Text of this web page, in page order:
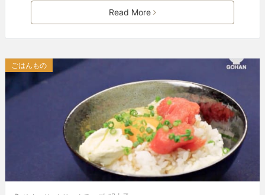
Read More
ごはんもの